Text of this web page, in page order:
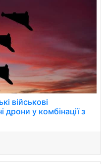
військові
у комбінації з